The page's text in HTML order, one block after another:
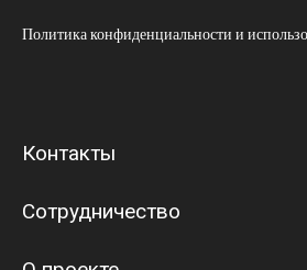
Политика конфиденциальности и
Контакты
Сотрудничество